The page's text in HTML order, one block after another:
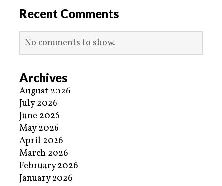
Recent Comments
No comments to show.
Archives
August 2026
July 2026
June 2026
May 2026
April 2026
March 2026
February 2026
January 2026